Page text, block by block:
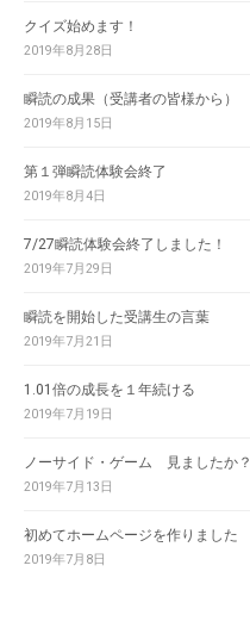
クイズ始めます！
2019年8月28日
瞬読の成果（受講者の皆様から）
2019年8月15日
第１弾瞬読体験会終了
2019年8月4日
7/27瞬読体験会終了しました！
2019年7月29日
瞬読を開始した受講生の言葉
2019年7月21日
1.01倍の成長を１年続ける
2019年7月19日
ノーサイド・ゲーム 見ましたか？
2019年7月13日
初めてホームページを作りました
2019年7月8日